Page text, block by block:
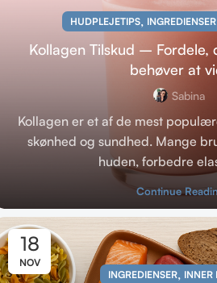
HUDPLEJETIPS, INGREDIENSER
Kollagen Tilskud – Fordele,
behøver at
Sabina
Kollagen er et af de mest
skønhed og sundhed. Mange
huden, forbedre
Continue
18
NOV
INGREDIENSER, INNER